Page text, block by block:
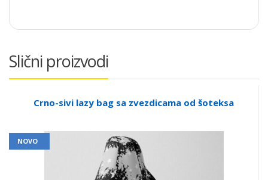
Slični proizvodi
NOVO
Crno-sivi lazy bag sa zvezdicama od šoteksa